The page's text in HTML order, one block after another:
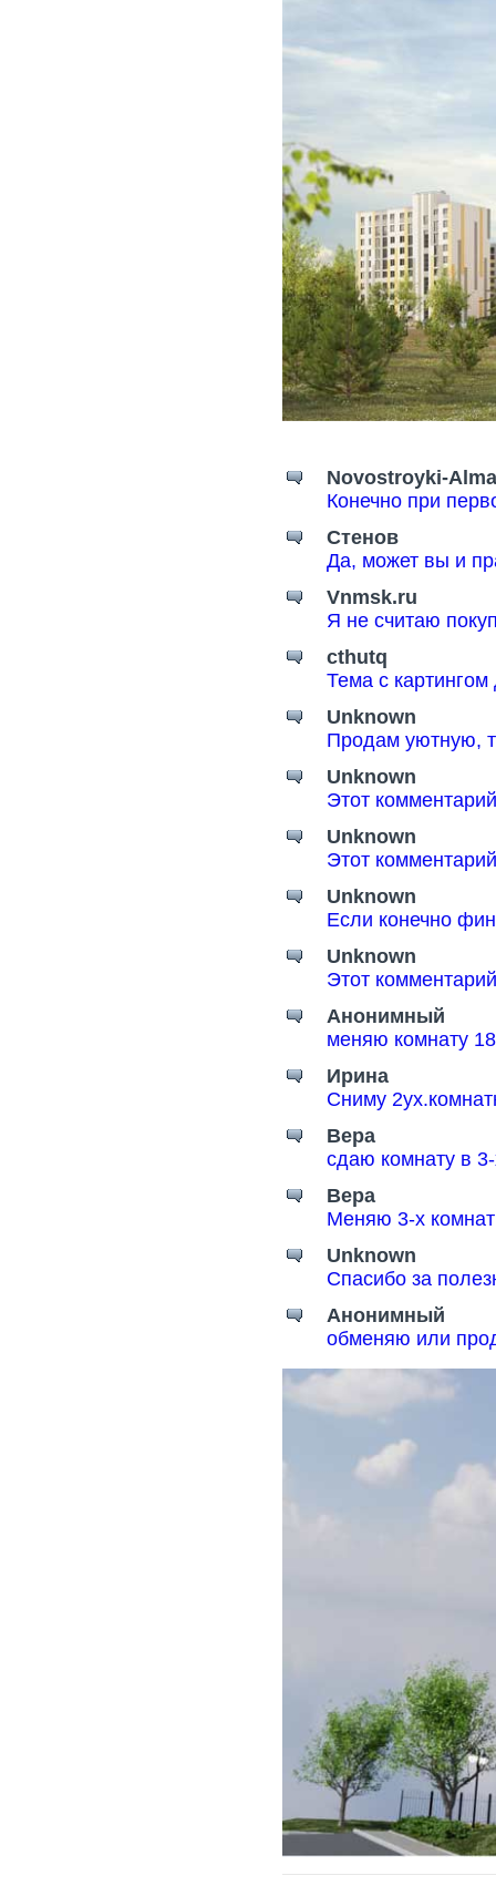
Novostroyki-
Конечно при
Стенов
Да, может вы и
Vnmsk.ru
Я не считаю
cthutq
Тема с
Unknown
Продам уютную,
Unknown
Этот
Unknown
Этот
Unknown
Если конечно
Unknown
Этот
Анонимный
меняю комнату
Ирина
Сниму
Вера
сдаю комнату в
Вера
Меняю 3-х
Unknown
Спасибо за
Анонимный
обменяю или